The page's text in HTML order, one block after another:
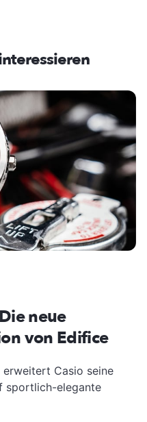
neue
von Edifice
erweitert Casio seine
sportlich-elegante